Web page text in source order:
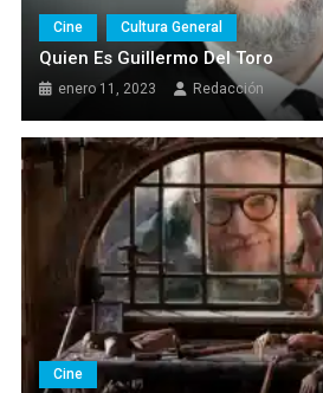
Cine Cultura General
Quien Es Guillermo Del Toro
enero 11, 2023 Redacción
Cine